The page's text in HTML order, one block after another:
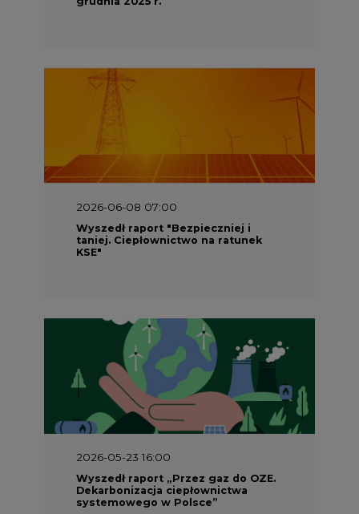
2026-06-08 07:00
Wyszedł raport "Bezpieczniej i
taniej. Ciepłownictwo na ratunek
KSE"
2026-05-23 16:00
Wyszedł raport „Przez gaz do OZE.
Dekarbonizacja ciepłownictwa
systemowego w Polsce”